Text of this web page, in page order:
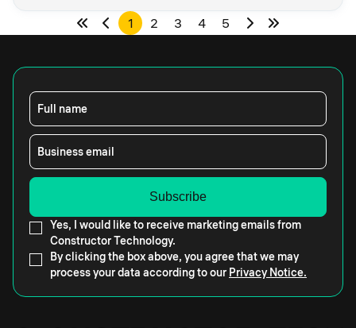
1 2 3 4 5
Full name
Business email
Yes, I would like to receive marketing emails from
Constructor Technology.
By clicking the box above, you agree that we may
process your data according to our Privacy Notice.